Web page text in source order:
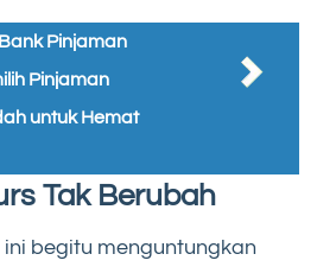
Pinjaman
Pinjaman
untuk Hemat
Tak Berubah
begitu menguntungkan